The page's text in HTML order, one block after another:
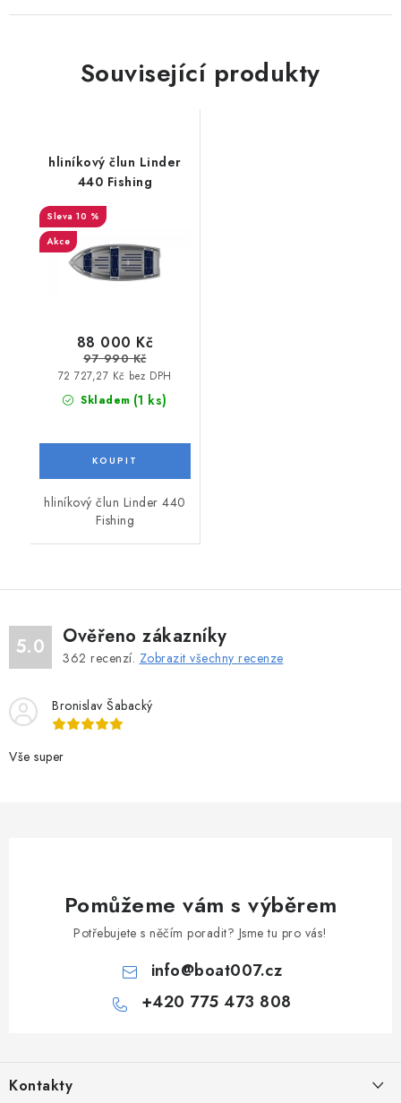
Související produkty
hliníkový člun Linder
440 Fishing
10 %
Akce
Skladem (1 ks)
72 727,27 Kč bez DPH
88 000 Kč
97 990 Kč
hliníkový člun Linder 440
Fishing
5.0 Ověřeno zákazníky
362 recenzí. Zobrazit všechny recenze
Bronislav Šabacký
Vše super
Pomůžeme vám s výběrem
Potřebujete s něčím poradit? Jsme tu pro vás!
info@boat007.cz
+420 775 473 808
pKontakty